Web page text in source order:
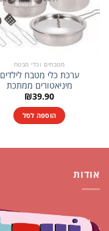
מטבחים וכלי מבטח
ערכת כלי מטבח לילדים
מיניאטורים ממתכת
₪39.90
הוספה לסל
אודות